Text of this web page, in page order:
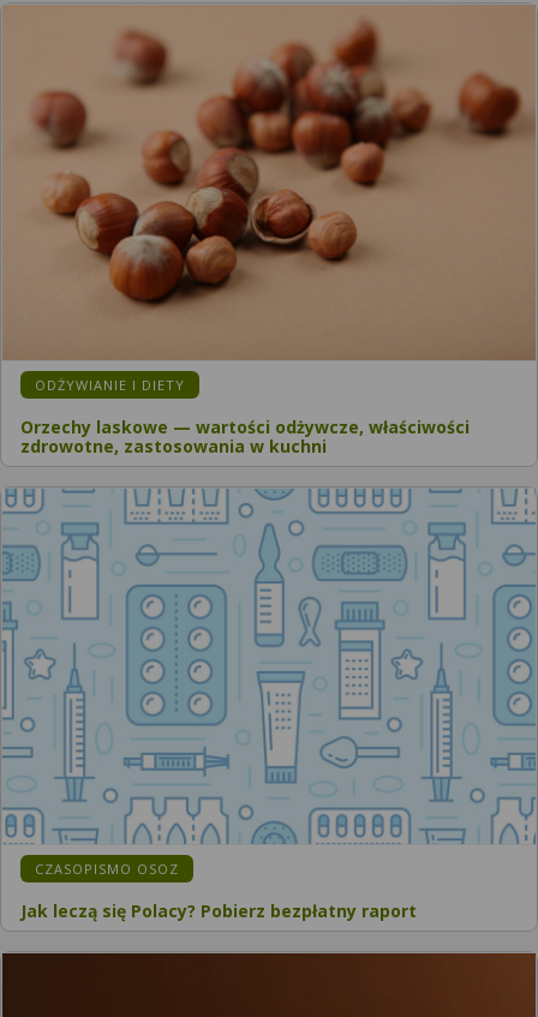
ODŻYWIANIE I DIETY
Orzechy laskowe — wartości odżywcze, właściwości
zdrowotne, zastosowania w kuchni
CZASOPISMO OSOZ
Jak leczą się Polacy? Pobierz bezpłatny raport